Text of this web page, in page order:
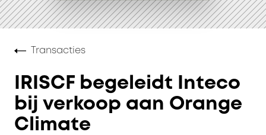
Transacties
IRISCF begeleidt Inteco
bij verkoop aan Orange
Climate